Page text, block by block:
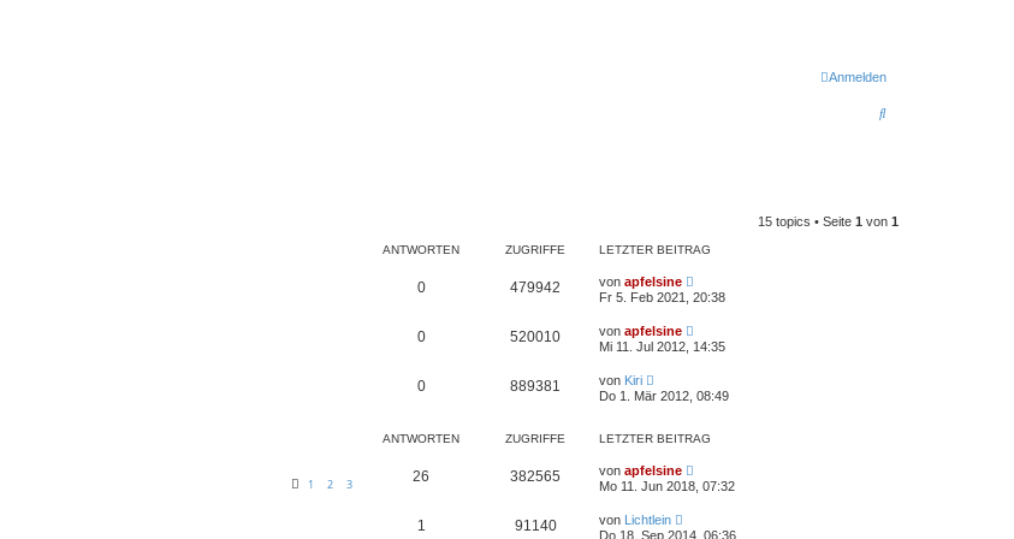
Anmelden
S
e
15 topics • Seite 1 von 1
ANTWORTEN ZUGRIFFE LETZTER BEITRAG
0 479942 von apfelsine
Fr 5. Feb 2021, 20:38
0 520010 von apfelsine
Mi 11. Jul 2012, 14:35
0 889381 von Kiri
Do 1. Mär 2012, 08:49
ANTWORTEN ZUGRIFFE LETZTER BEITRAG
1 2 3
26 382565 von apfelsine
Mo 11. Jun 2018, 07:32
1 91140 von Lichtlein
Do 18. Sep 2014, 06:36